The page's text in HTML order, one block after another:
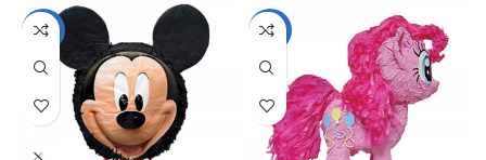
-13% -13%